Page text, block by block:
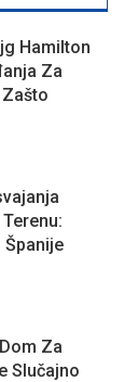
Hamilton
Za
Zašto
Španije
Za
Slučajno